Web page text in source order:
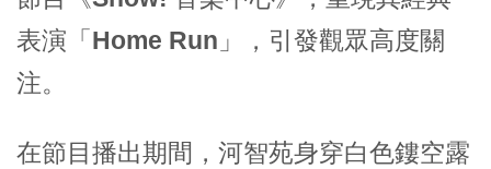
表演 「Home Run」
，引發觀眾高度關
注。
在節目播出期間， 河智苑身穿白色鏤空露